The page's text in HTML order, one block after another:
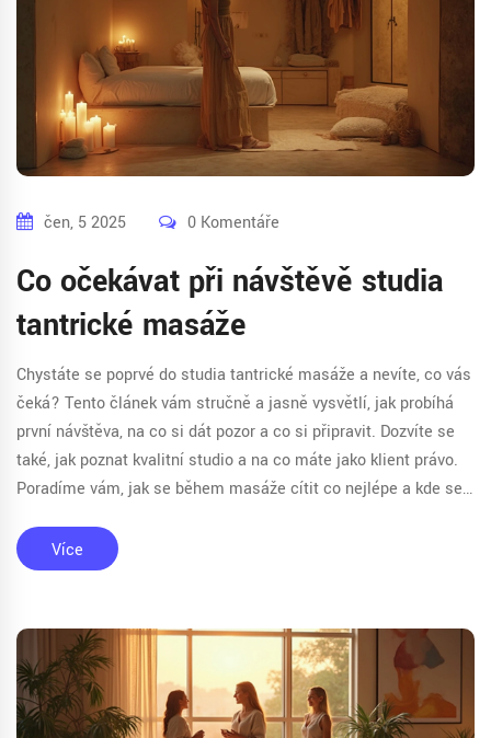
čen, 5 2025 0 Komentáře
Co očekávat při návštěvě studia
tantrické masáže
Chystáte se poprvé do studia tantrické masáže a nevíte, co vás
čeká? Tento článek vám stručně a jasně vysvětlí, jak probíhá
první návštěva, na co si dát pozor a co si připravit. Dozvíte se
také, jak poznat kvalitní studio a na co máte jako klient právo.
Poradíme vám, jak se během masáže cítit co nejlépe a kde se
bez krkolomných frází.
Více